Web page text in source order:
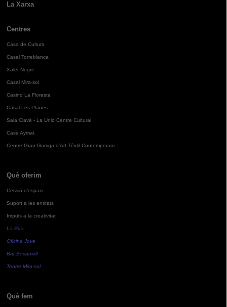
La Xarxa
Centres
Casa de Cultura
Casal Torreblanca
Xalet Negre
Casal Mira-sol
Casino La Floresta
Casal Les Planes
Sala Clavé - La Unió Centre Cultural
Casa Aymat
Centre Grau-Garriga d'Art Tèxtil Contemporani
Què oferim
Cessió d'espais
Suport a les entitats
Impuls a la creativitat
La Pua
Oficina Jove
Bar Bocamoll
Teatre Mira-sol
Què fem